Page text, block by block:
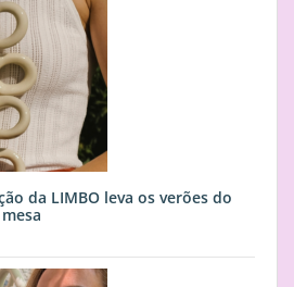
da LIMBO leva os verões do